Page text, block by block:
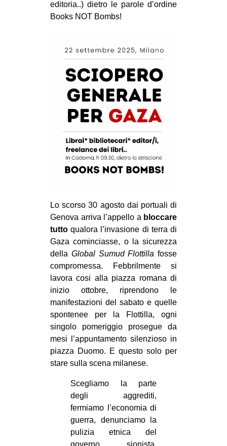
PRECARIATO
REPRESSIONE
CULTURE
ARTE
CINEMA
MANIFESTI
RECENSIONI
INTERNAZIONALE
AMERICHE
ESTREMO ORIENTE
MEDIO ORIENTE
MONDO
EVENTI
in
Fb
tw
bsky
ms
SEARCH
editoria..) dietro le parole d’ordine
Books NOT Bombs!
Lo scorso 30 agosto dai portuali di
Genova arriva l’appello a bloccare
tutto qualora l’invasione di terra di
Gaza cominciasse, o la sicurezza
della Global Sumud Flottilla fosse
compromessa. Febbrilmente si
lavora cosi alla piazza romana di
inizio ottobre, riprendono le
manifestazioni del sabato e quelle
spontenee per la Flottilla, ogni
singolo pomeriggio prosegue da
mesi l’appuntamento silenzioso in
piazza Duomo. E questo solo per
stare sulla scena milanese.
Scegliamo la parte
degli aggrediti,
fermiamo l’economia di
guerra, denunciamo la
pulizia etnica del
governo sionista,